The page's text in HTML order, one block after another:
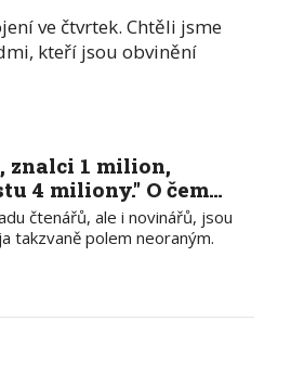
ve čtvrtek. Chtěli jsme
kteří jsou obvinění
znalci 1 milion,
4 miliony." O čem…
čtenářů, ale i novinářů, jsou
takzvaně polem neoraným.